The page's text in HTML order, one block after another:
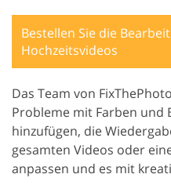
Bestellen Sie die
Hochzeitsvideos
Das Team von
Probleme mit Farben und
hinzufügen, die
gesamten Videos oder
anpassen und es mit